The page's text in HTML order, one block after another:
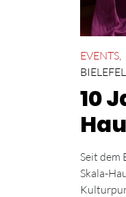
EVENTS
10
Seit dem
Skala-